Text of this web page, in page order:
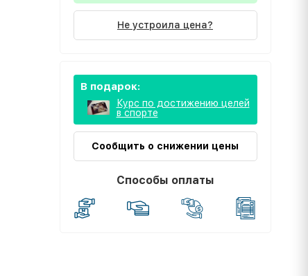
Не устроила цена?
В подарок:
Курс по достижению целей
в спорте
Сообщить о снижении цены
Способы оплаты